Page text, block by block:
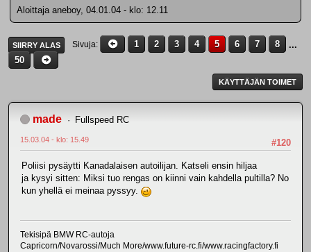
Aloittaja aneboy, 04.01.04 - klo: 12.11
SIIRRY ALAS Sivuja 1 2 3 4 5 6 7 8
...
50
KÄYTTÄJÄN TOIMET
made Fullspeed RC
#120
15.03.04 - klo: 15.49
Poliisi pysäytti Kanadalaisen autoilijan. Katseli ensin hiljaa
ja kysyi sitten: Miksi tuo rengas on kiinni vain kahdella pultilla? No
kun yhellä ei meinaa pyssyy.
Tekisipä BMW RC-autoja
Capricorn/Novarossi/Much More/www.future-rc.fi/www.racingfactory.fi